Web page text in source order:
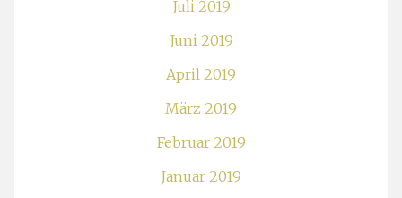
Juli 2019
Juni 2019
April 2019
März 2019
Februar 2019
Januar 2019